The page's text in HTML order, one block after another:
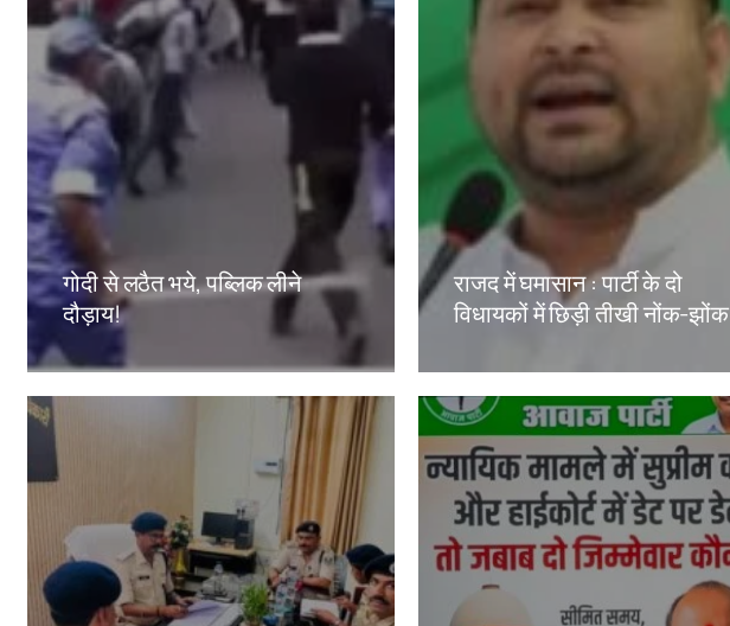
गोदी से लठैत भये, पब्लिक लीने
दौड़ाय!
Amit Lekh
राजद में घमासान : पार्टी के दो
विधायकों में छिड़ी तीखी नोंक-झोंक